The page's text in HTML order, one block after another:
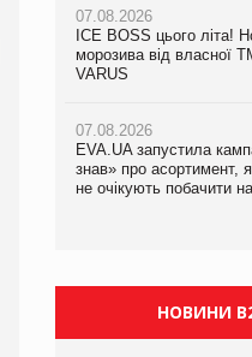
07.08.2026
ICE BOSS цього літа!
морозива від власної
VARUS
07.08.2026
EVA.UA запустила
знав» про асортимент,
не очікують побачити
07.08.2026
Франція заборонила
07.08.2026
Франція заборонила
НОВИНИ